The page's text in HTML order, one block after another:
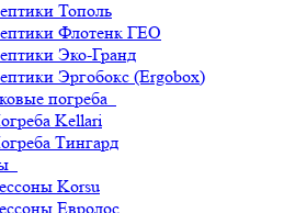
Тополь
Флотенк ГЕО
Эко-Гранд
Эргобокс (Ergobox)
погреба
Kellari
Тингард
Korsu
Евролос